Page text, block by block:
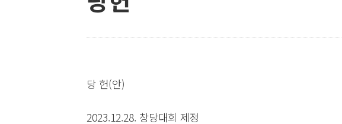
당 헌(안)
2023.12.28. 창당대회 제정